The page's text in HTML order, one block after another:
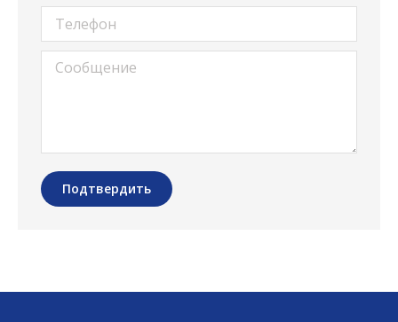
Телефон
Сообщение
Подтвердить